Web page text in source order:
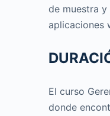
de muestra
aplicaciones
El curso
donde